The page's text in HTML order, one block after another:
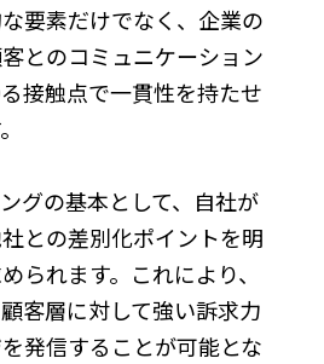
要素だけでなく、企業の
とのコミュニケーション
接触点で一貫性を持たせ
グの基本として、自社が
との差別化ポイントを明
られます。これにより、
客層に対して強い訴求力
発信することが可能とな